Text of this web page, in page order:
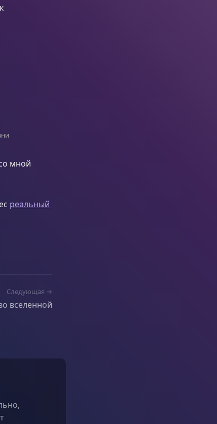
мной
реальный
Следующая →
вселенной